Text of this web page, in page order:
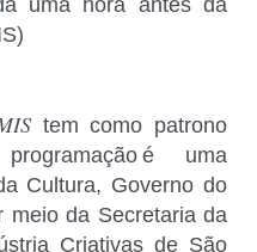
tem como patrono
é uma
Cultura, Governo do
meio da Secretaria da
Criativas de São